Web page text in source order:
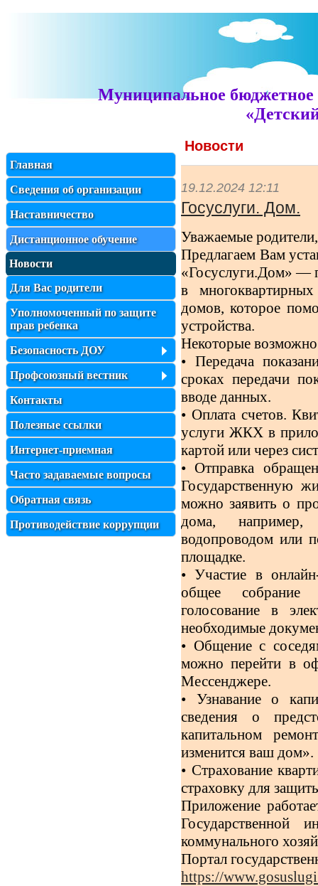
Муниципальное бюджетное
Главная
Сведения об организации
Наставничество
Дистанционное обучение
Новости
Для Вас родители
Уполномоченный по защите
прав ребенка
Безопасность ДОУ
Профсоюзный вестник
Контакты
Полезные ссылки
Интернет-приемная
Часто задаваемые вопросы
Обратная связь
Противодействие коррупции
Новости
19.12.2024 12:11
Госуслуги. Дом.
Уважаемые
Предлагаем Вам
«Госуслуги.Дом» —
в
домов, которое
устройства.
Некоторые
• Передача
сроках передачи
вводе данных.
• Оплата счетов.
услуги ЖКХ в
картой или через
• Отправка
Государственную
можно заявить о
дома,
водопроводом или
площадке.
• Участие в
общее собрание
голосование в
необходимые
• Общение с
можно перейти в
Мессенджере.
• Узнавание о
сведения о
капитальном
изменится ваш дом».
• Страхование
страховку для
Приложение
Государственной
коммунального
Портал
https://